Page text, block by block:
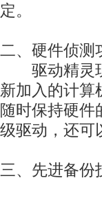
定。
二、硬件侦测
驱动精灵现
新加入的计算
随时保持硬件
级驱动，还可
三、先进备份